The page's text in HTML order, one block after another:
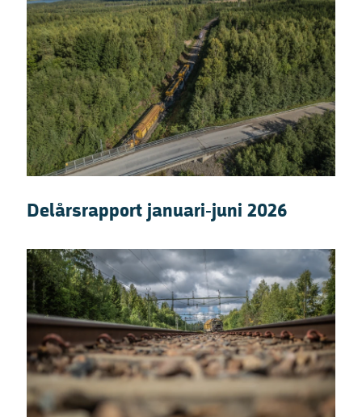
Delårsrapport januari-juni 2026